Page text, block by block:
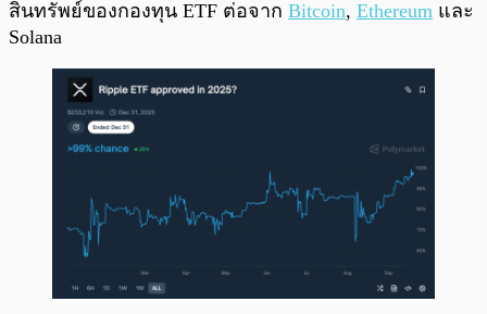
สินทรัพย์ของกองทุน ETF ต่อจาก Bitcoin, Ethereum และ
Solana